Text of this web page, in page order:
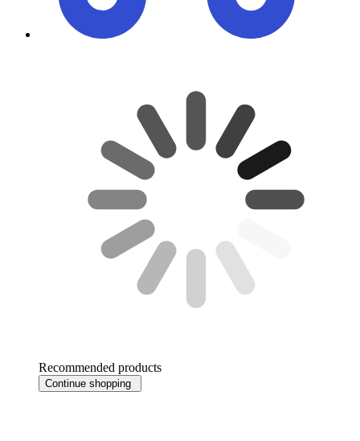
Recommended products
Continue shopping